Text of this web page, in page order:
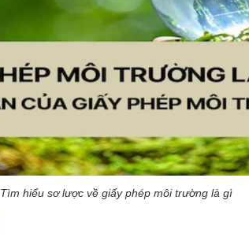
Tìm hiểu sơ lược về giấy phép môi trường là gì